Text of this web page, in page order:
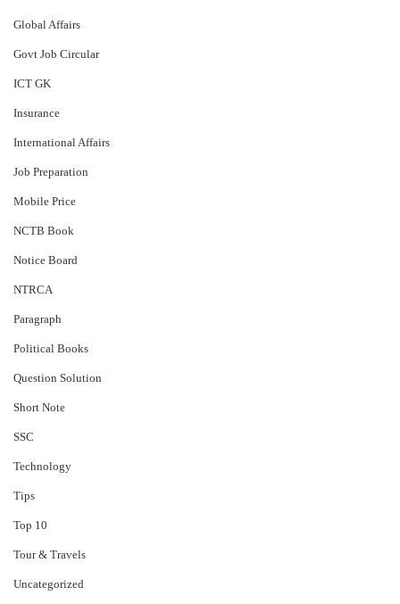
Global Affairs
Govt Job Circular
ICT GK
Insurance
International Affairs
Job Preparation
Mobile Price
NCTB Book
Notice Board
NTRCA
Paragraph
Political Books
Question Solution
Short Note
‍SSC
Technology
Tips
Top 10
Tour & Travels
Uncategorized